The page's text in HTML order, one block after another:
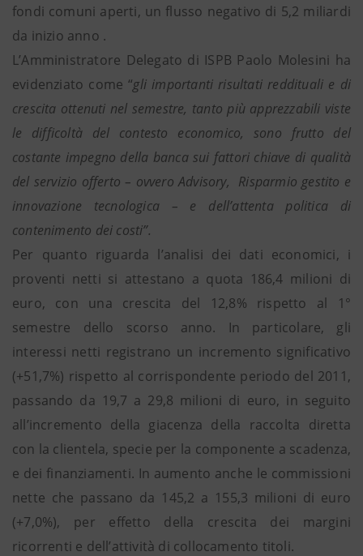
fondi comuni aperti, un flusso negativo di 5,2 miliardi
da inizio anno .
L’Amministratore Delegato di ISPB Paolo Molesini ha
evidenziato come “gli importanti risultati reddituali e di
crescita ottenuti nel semestre, tanto più apprezzabili viste
le difficoltà del contesto economico, sono frutto del
costante impegno della banca sui fattori chiave di qualità
del servizio offerto – ovvero Advisory, Risparmio gestito e
innovazione tecnologica – e dell’attenta politica di
contenimento dei costi”.
Per quanto riguarda l’analisi dei dati economici, i
proventi netti si attestano a quota 186,4 milioni di
euro, con una crescita del 12,8% rispetto al 1°
semestre dello scorso anno. In particolare, gli
interessi netti registrano un incremento significativo
(+51,7%) rispetto al corrispondente periodo del 2011,
passando da 19,7 a 29,8 milioni di euro, in seguito
all’incremento della giacenza della raccolta diretta
con la clientela, specie per la componente a scadenza,
e dei finanziamenti. In aumento anche le commissioni
nette che passano da 145,2 a 155,3 milioni di euro
(+7,0%), per effetto della crescita dei margini
ricorrenti e dell’attività di collocamento titoli.